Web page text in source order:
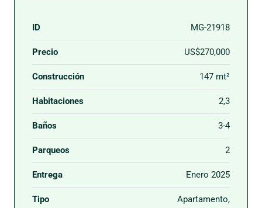
ID MG-21918
Precio US$270,000
Construcción 147 mt²
Habitaciones 2,3
Baños 3-4
Parqueos 2
Entrega Enero 2025
Tipo
Apartamento,